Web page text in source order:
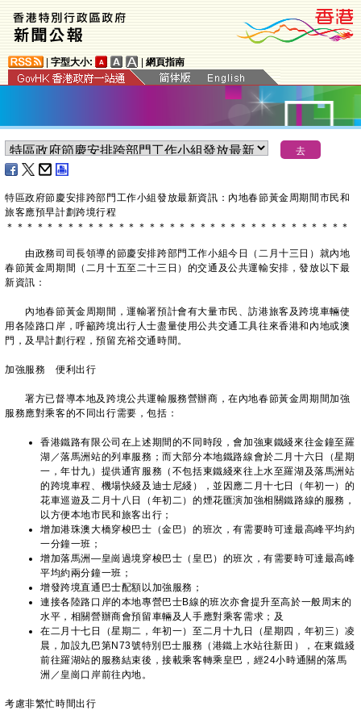
字型大小: 網頁指南
特區政府節慶安排跨部門工作小組發放最新資訊：內地春節黃金周期間市民和
旅客應預早計劃跨境行程
＊ ＊ ＊ ＊ ＊ ＊ ＊ ＊ ＊ ＊ ＊ ＊ ＊ ＊ ＊ ＊ ＊ ＊ ＊ ＊ ＊ ＊ ＊ ＊ ＊ ＊ ＊ ＊ ＊ ＊ ＊ ＊ ＊ ＊
由政務司司長領導的節慶安排跨部門工作小組今日（二月十三日）就內地
春節黃金周期間（二月十五至二十三日）的交通及公共運輸安排，發放以下最
新資訊：
內地春節黃金周期間，運輸署預計會有大量市民、訪港旅客及跨境車輛使
用各陸路口岸，呼籲跨境出行人士盡量使用公共交通工具往來香港和內地或澳
門，及早計劃行程，預留充裕交通時間。
加強服務 便利出行
署方已督導本地及跨境公共運輸服務營辦商，在內地春節黃金周期間加強
服務應對乘客的不同出行需要，包括：
香港鐵路有限公司在上述期間的不同時段，會加強東鐵綫來往金鐘至羅
湖／落馬洲站的列車服務；而大部分本地鐵路線會於二月十六日（星期
一，年廿九）提供通宵服務（不包括東鐵綫來往上水至羅湖及落馬洲站
的跨境車程、機場快綫及迪士尼綫），並因應二月十七日（年初一）的
花車巡遊及二月十八日（年初二）的煙花匯演加強相關鐵路線的服務，
以方便本地市民和旅客出行；
增加港珠澳大橋穿梭巴士（金巴）的班次，有需要時可達最高峰平均約
一分鐘一班；
增加落馬洲—皇崗過境穿梭巴士（皇巴）的班次，有需要時可達最高峰
平均約兩分鐘一班；
增發跨境直通巴士配額以加強服務；
連接各陸路口岸的本地專營巴士B線的班次亦會提升至高於一般周末的
水平，相關營辦商會預留車輛及人手應對乘客需求；及
在二月十七日（星期二，年初一）至二月十九日（星期四，年初三）凌
晨，加設九巴第N73號特別巴士服務（港鐵上水站往新田），在東鐵綫
前往羅湖站的服務結束後，接載乘客轉乘皇巴，經24小時通關的落馬
洲／皇崗口岸前往內地。
考慮非繁忙時間出行